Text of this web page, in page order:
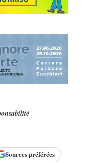
Sources préférées